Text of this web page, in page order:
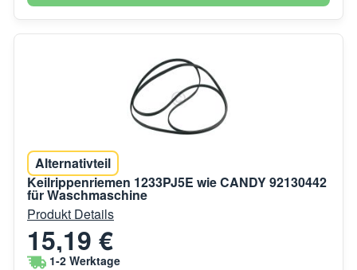
Alternativteil
Keilrippenriemen 1233PJ5E wie CANDY 92130442
für Waschmaschine
Produkt Details
15,19 €
1-2 Werktage